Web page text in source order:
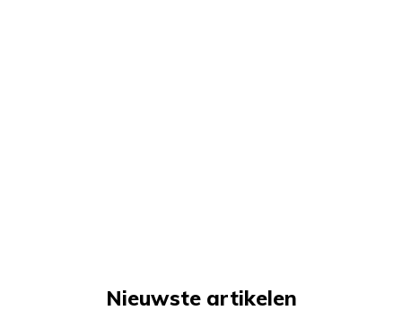
Nieuwste artikelen